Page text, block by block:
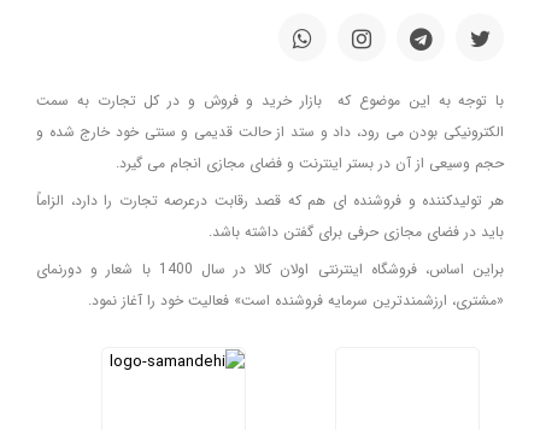
با توجه به این موضوع که بازار خرید و فروش و در کل تجارت به سمت
الکترونیکی بودن می رود، داد و ستد از حالت قدیمی و سنتی خود خارج شده و
حجم وسیعی از آن در بستر اینترنت و فضای مجازی انجام می گیرد.
هر تولیدکننده و فروشنده ای هم که قصد رقابت درعرصه تجارت را دارد، الزاماً
باید در فضای مجازی حرفی برای گفتن داشته باشد.
براین اساس، فروشگاه اینترنتی اولان کالا در سال 1400 با شعار و دورنمای
«مشتری، ارزشمندترین سرمایه فروشنده است» فعالیت خود را آغاز نمود.